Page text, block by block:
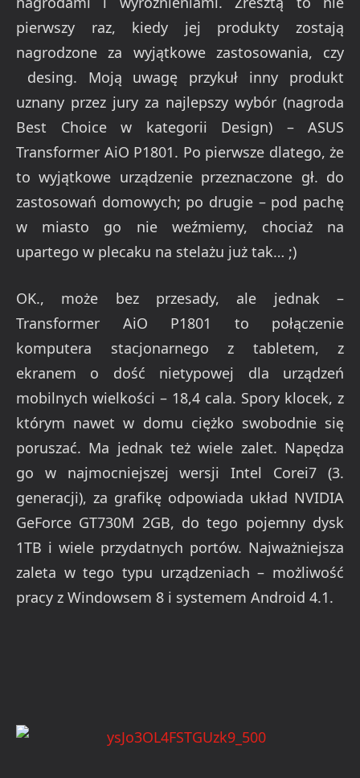
pierwszy raz, kiedy jej produkty zostają
nagrodzone za wyjątkowe zastosowania, czy
desing. Moją uwagę przykuł inny produkt
uznany przez jury za najlepszy wybór (nagroda
Best Choice w kategorii Design) – ASUS
Transformer AiO P1801. Po pierwsze dlatego, że
to wyjątkowe urządzenie przeznaczone gł. do
zastosowań domowych; po drugie – pod pachę
w miasto go nie weźmiemy, chociaż na
upartego w plecaku na stelażu już tak… ;)
OK., może bez przesady, ale jednak –
Transformer AiO P1801 to połączenie
komputera stacjonarnego z tabletem, z
ekranem o dość nietypowej dla urządzeń
mobilnych wielkości – 18,4 cala. Spory klocek, z
którym nawet w domu ciężko swobodnie się
poruszać. Ma jednak też wiele zalet. Napędza
go w najmocniejszej wersji Intel Corei7 (3.
generacji), za grafikę odpowiada układ NVIDIA
GeForce GT730M 2GB, do tego pojemny dysk
1TB i wiele przydatnych portów. Najważniejsza
zaleta w tego typu urządzeniach – możliwość
pracy z Windowsem 8 i systemem Android 4.1.